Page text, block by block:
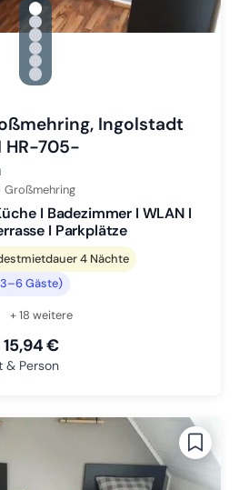
gallery.slide_selector
Zu Slide 1 wechseln
Zu Slide 2 wechseln
Zu Slide 3 wechseln
Zu Slide 4 wechseln
Zu Slide 5 wechseln
Zu Slide 6 wechseln
Ingolstadt
HR-705-
Großmehring
I Badezimmer I WLAN I
I Parkplätze
4 Nächte
Gäste)
+ 18 weitere
15,94 €
& Person